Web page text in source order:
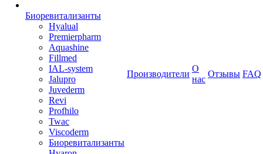
Биоревитализанты
Hyalual
Premierpharm
Aquashine
Fillmed
IAL-system
Jalupro
Juvederm
Revi
Profhilo
Twac
Viscoderm
Биоревитализанты
Производители
О
нас
Отзывы FAQ